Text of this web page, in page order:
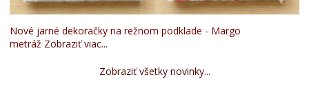
Nové jarné dekoračky na režnom podklade - Margo
metráž Zobraziť viac...
Zobraziť všetky novinky...